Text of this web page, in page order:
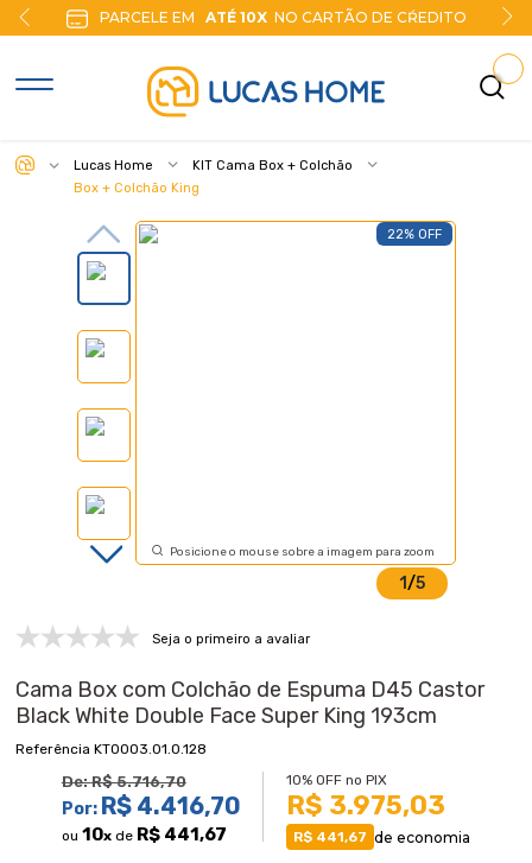
PARCELE EM ATÉ 10X NO CARTÃO DE CŔEDITO
Lucas Home
KIT Cama Box + Colchão
Box + Colchão King
22% OFF
1/5
Posicione o mouse sobre a imagem para zoom
Seja o primeiro a avaliar
Cama Box com Colchão de Espuma D45 Castor
Black White Double Face Super King 193cm
KT0003.01.0.128
De:R$ 5.716,70
Por: R$ 4.416,70
ou 10xde R$ 441,67
10% OFF no PIX
R$ 3.975,03
R$ 441,67 de economia